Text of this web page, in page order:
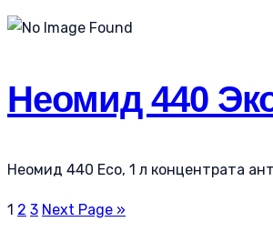
Неомид 440
Неомид 440 Eco, 1 л концентрата
1 2 3 Next Page »